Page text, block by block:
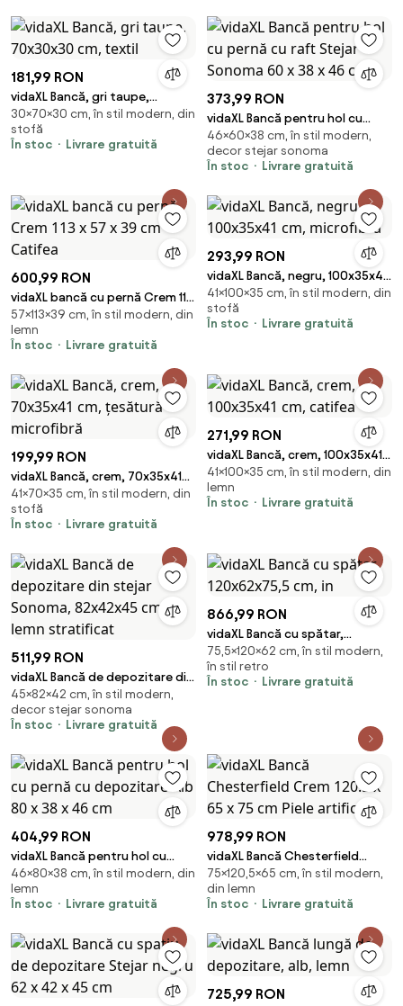
181,99 RON
vidaXL Bancă, gri taupe,
70x30x30 cm, textil
30×70×30 cm, în stil modern, din
stofă
În stoc
Livrare gratuită
373,99 RON
vidaXL Bancă pentru hol cu
pernă cu raft Stejar Sonoma 60
x 38 x 46 cm
46×60×38 cm, în stil modern,
decor stejar sonoma
În stoc
Livrare gratuită
600,99 RON
vidaXL bancă cu pernă Crem 113
x 57 x 39 cm Catifea
57×113×39 cm, în stil modern, din
lemn
În stoc
Livrare gratuită
293,99 RON
vidaXL Bancă, negru, 100x35x41
cm, microfibră
41×100×35 cm, în stil modern, din
stofă
În stoc
Livrare gratuită
199,99 RON
vidaXL Bancă, crem, 70x35x41
cm, țesătură microfibră
41×70×35 cm, în stil modern, din
stofă
În stoc
Livrare gratuită
271,99 RON
vidaXL Bancă, crem, 100x35x41
cm, catifea
41×100×35 cm, în stil modern, din
lemn
În stoc
Livrare gratuită
511,99 RON
vidaXL Bancă de depozitare din
stejar Sonoma, 82x42x45 cm,
lemn stratificat
45×82×42 cm, în stil modern,
decor stejar sonoma
În stoc
Livrare gratuită
866,99 RON
vidaXL Bancă cu spătar,
120x62x75,5 cm, in
75,5×120×62 cm, în stil modern,
în stil retro
În stoc
Livrare gratuită
404,99 RON
vidaXL Bancă pentru hol cu
pernă cu depozitare Alb 80 x 38
x 46 cm
46×80×38 cm, în stil modern, din
lemn
În stoc
Livrare gratuită
978,99 RON
vidaXL Bancă Chesterfield
Crem 120.5 x 65 x 75 cm Piele
artificială
75×120,5×65 cm, în stil modern,
din lemn
În stoc
Livrare gratuită
725,99 RON